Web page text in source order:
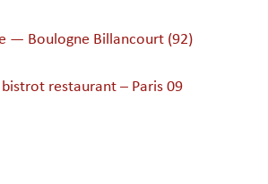
— Boulogne Billancourt (92)
restaurant – Paris 09